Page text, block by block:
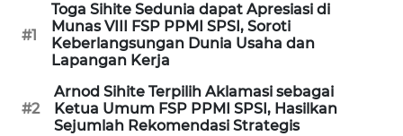
#1
Toga Sihite Sedunia dapat Apresiasi di
Munas VIII FSP PPMI SPSI, Soroti
Keberlangsungan Dunia Usaha dan
Lapangan Kerja
#2
Arnod Sihite Terpilih Aklamasi sebagai
Ketua Umum FSP PPMI SPSI, Hasilkan
Sejumlah Rekomendasi Strategis
Wahana
KONSUMEN
LISTRIK